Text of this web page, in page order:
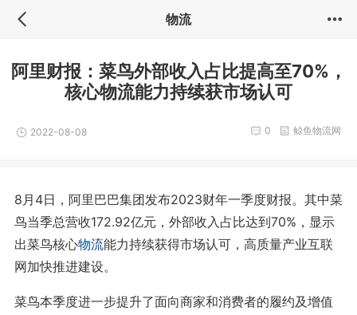
物流
阿里财报：菜鸟外部收入占比提高至70%，
核心物流能力持续获市场认可
2022-08-08 鲸鱼物流网
0
8月4日，阿里巴巴集团发布2023财年一季度财报。其中菜
鸟当季总营收172.92亿元，外部收入占比达到70%，显示
出菜鸟核心物流能力持续获得市场认可，高质量产业互联
网加快推进建设。
菜鸟本季度进一步提升了面向商家和消费者的履约及增值